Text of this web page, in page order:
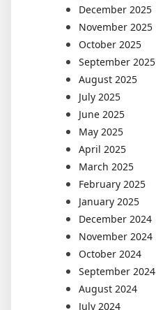
December 2025
November 2025
October 2025
September 2025
August 2025
July 2025
June 2025
May 2025
April 2025
March 2025
February 2025
January 2025
December 2024
November 2024
October 2024
September 2024
August 2024
July 2024